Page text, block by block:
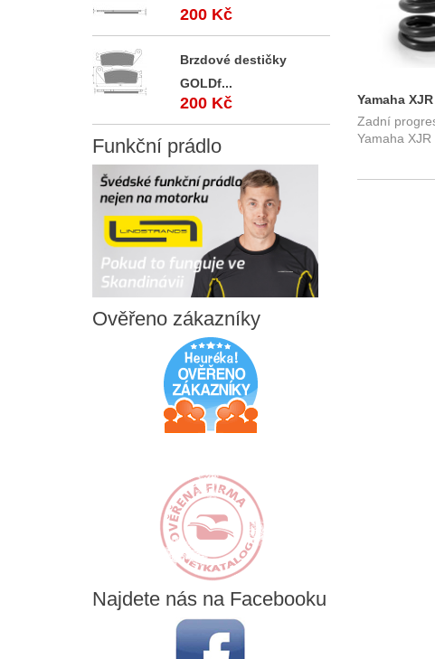
Yamaha
pružiny
Zadní
Yamaha XJR
200 Kč
Brzdové destičky
GOLDf...
200 Kč
Funkční prádlo
Ověřeno zákazníky
Najdete nás na Facebooku